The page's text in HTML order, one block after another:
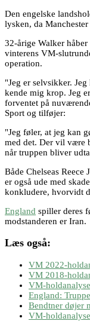
Den engelske
lysken, da
32-årige Walker
vinterens VM-
operation.
"Jeg er selvsikker.
kende mig krop. Jeg
forventet på
Sport og tilføjer:
"Jeg føler, at jeg kan
med det. Der vil være
når truppen bliver
Både Chelseas
er også ude med
konkludere, hvorvidt
England spiller deres
modstanderen er Iran.
Læs også:
VM 2022-
VM 2018-
VM-
England:
Bendtner døjer
VM-